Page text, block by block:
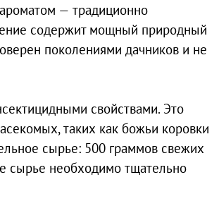
— традиционно
содержит мощный природный
поколениями дачников и не
свойствами. Это
таких как божьи коровки
сырье: 500 граммов свежих
сырье необходимо тщательно